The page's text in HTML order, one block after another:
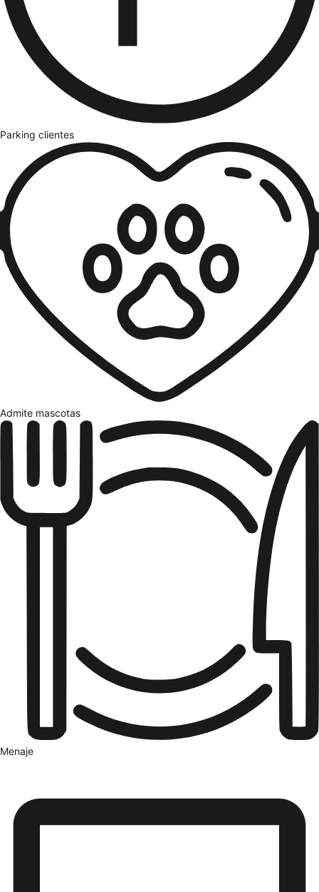
Parking clientes
Admite mascotas
Menaje